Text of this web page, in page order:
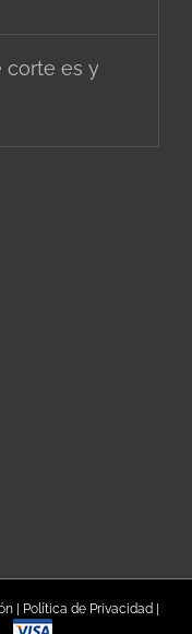
corte es y
| Política de Privacidad |